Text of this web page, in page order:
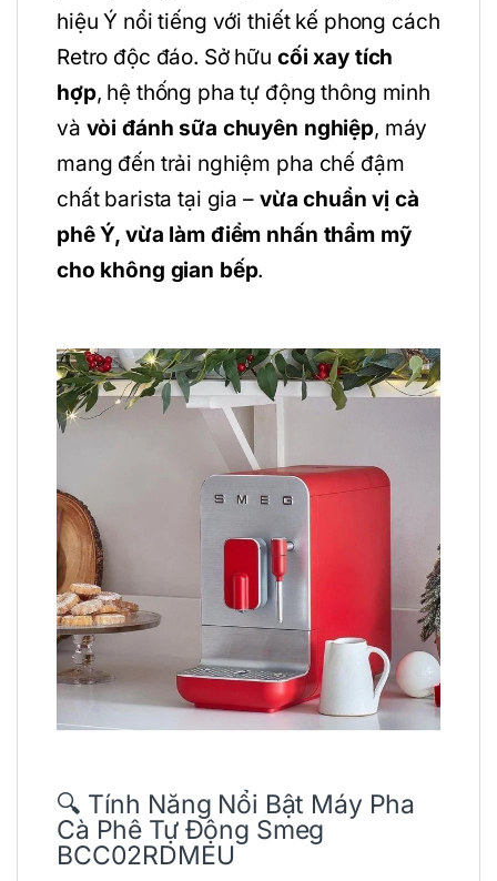
hiệu Ý nổi tiếng với thiết kế phong cách
Retro độc đáo. Sở hữu cối xay tích
hợp, hệ thống pha tự động thông minh
và vòi đánh sữa chuyên nghiệp, máy
mang đến trải nghiệm pha chế đậm
chất barista tại gia – vừa chuẩn vị cà
phê Ý, vừa làm điểm nhấn thẩm mỹ
cho không gian bếp.
🔍 Tính Năng Nổi Bật Máy Pha
Cà Phê Tự Động Smeg
BCC02RDMEU